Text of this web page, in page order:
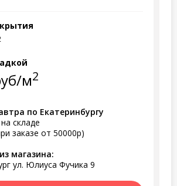
м2
по Екатеринбургу
складе
заказе от 50000р)
магазина:
ул. Юлиуса Фучика 9